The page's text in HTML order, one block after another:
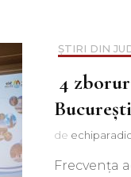
ȘTIRI DIN
4
de
Frecvența